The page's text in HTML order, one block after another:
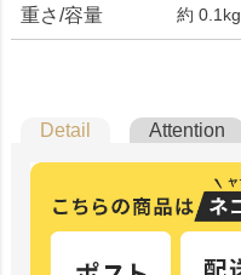
重さ/容量 約 0.1kg
Detail Attention